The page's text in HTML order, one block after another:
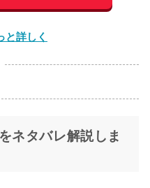
と詳しく
ネタバレ解説しま